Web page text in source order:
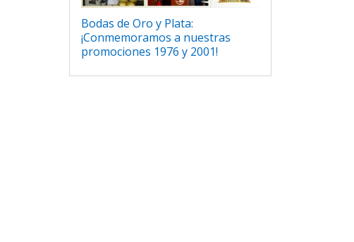
Bodas de Oro y Plata:
¡Conmemoramos a nuestras
promociones 1976 y 2001!